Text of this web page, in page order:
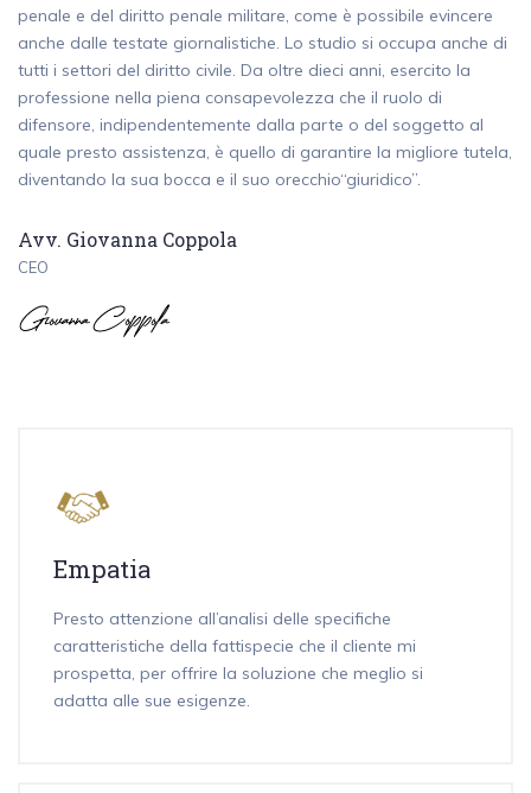
penale e del diritto penale militare, come è possibile evincere
anche dalle testate giornalistiche. Lo studio si occupa anche di
tutti i settori del diritto civile. Da oltre dieci anni, esercito la
professione nella piena consapevolezza che il ruolo di
difensore, indipendentemente dalla parte o del soggetto al
quale presto assistenza, è quello di garantire la migliore tutela,
diventando la sua bocca e il suo orecchio“giuridico”.
Avv. Giovanna Coppola
CEO
Empatia
Presto attenzione all’analisi delle specifiche
caratteristiche della fattispecie che il cliente mi
prospetta, per offrire la soluzione che meglio si
adatta alle sue esigenze.